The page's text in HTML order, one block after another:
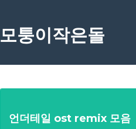
모퉁이작은돌
언더테일 ost remix 모음